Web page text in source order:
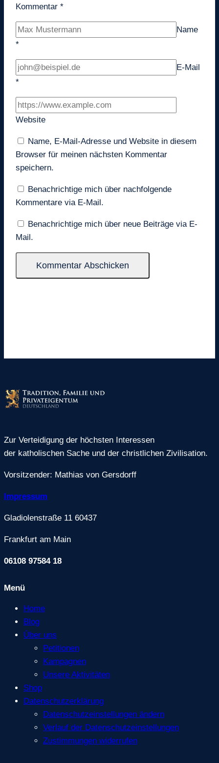
Kommentar *
Name
*
E-Mail
*
Website
Name, E-Mail-Adresse und Website in diesem
Browser für meinen nächsten Kommentar
speichern.
Benachrichtige mich über nachfolgende
Kommentare via E-Mail.
Benachrichtige mich über neue Beiträge via E-
Mail.
Zur Verteidigung der höchsten Interessen
der katholischen Sache und der christlichen Zivilisation.
Vorsitzender: Mathias von Gersdorff
Impressum
Gladiolenstraße 11 60437
Frankfurt am Main
06108 97584 18
Menü
Home
Blog
Über uns
Petitionen
Kampagnen
Unsere Aktivitäten
Shop
Datenschutzerklärung
Datenschutzeinstellungen ändern
Verlauf der Datenschutzeinstellungen
Zustimmungen widerrufen